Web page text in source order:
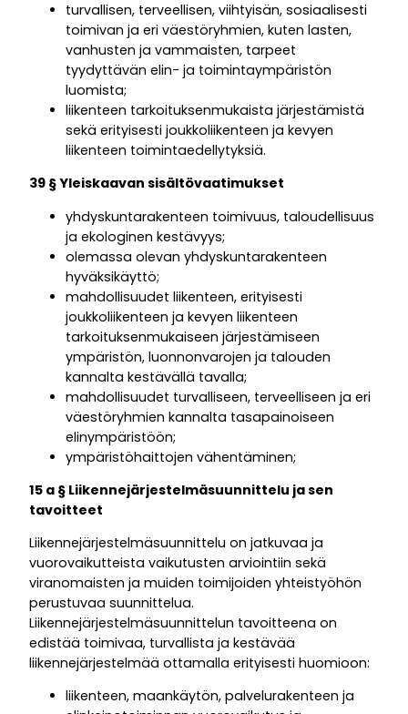
turvallisen, terveellisen, viihtyisän, sosiaalisesti
toimivan ja eri väestöryhmien, kuten lasten,
vanhusten ja vammaisten, tarpeet
tyydyttävän elin- ja toimintaympäristön
luomista;
liikenteen tarkoituksenmukaista järjestämistä
sekä erityisesti joukkoliikenteen ja kevyen
liikenteen toimintaedellytyksiä.
39 § Yleiskaavan sisältövaatimukset
yhdyskuntarakenteen toimivuus, taloudellisuus
ja ekologinen kestävyys;
olemassa olevan yhdyskuntarakenteen
hyväksikäyttö;
mahdollisuudet liikenteen, erityisesti
joukkoliikenteen ja kevyen liikenteen
tarkoituksenmukaiseen järjestämiseen
ympäristön, luonnonvarojen ja talouden
kannalta kestävällä tavalla;
mahdollisuudet turvalliseen, terveelliseen ja eri
väestöryhmien kannalta tasapainoiseen
elinympäristöön;
ympäristöhaittojen vähentäminen;
15 a § Liikennejärjestelmäsuunnittelu ja sen
tavoitteet
Liikennejärjestelmäsuunnittelu on jatkuvaa ja
vuorovaikutteista vaikutusten arviointiin sekä
viranomaisten ja muiden toimijoiden yhteistyöhön
perustuvaa suunnittelua.
Liikennejärjestelmäsuunnittelun tavoitteena on
edistää toimivaa, turvallista ja kestävää
liikennejärjestelmää ottamalla erityisesti huomioon:
liikenteen, maankäytön, palvelurakenteen ja